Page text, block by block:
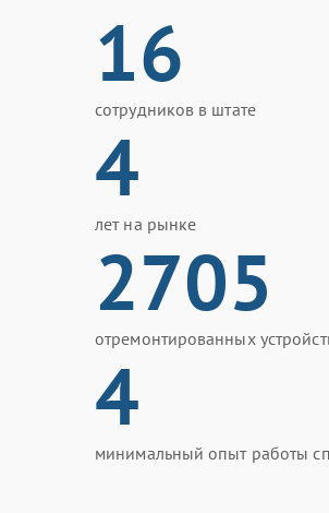
16
сотрудников в штате
4
лет на рынке
2705
отремонтированных
4
минимальный опыт работы